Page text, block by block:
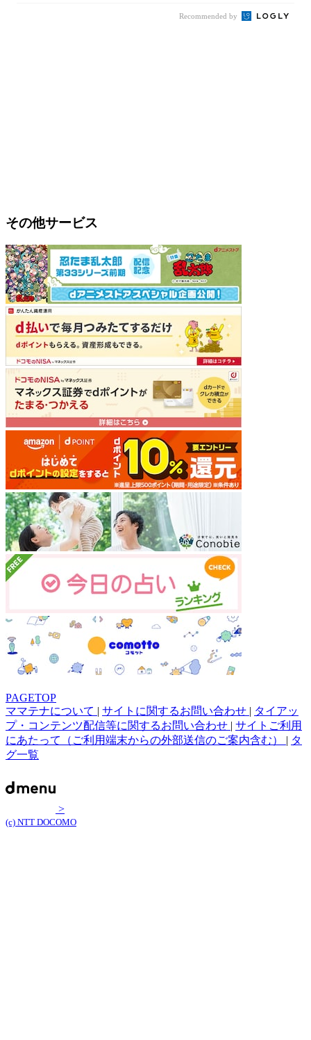
Recommended by
その他サービス
PAGETOP
ママテナについて | サイトに関するお問い合わせ | タイアッ
プ・コンテンツ配信等に関するお問い合わせ | サイトご利用
にあたって（ご利用端末からの外部送信のご案内含む） | タ
グ一覧
>
(c) NTT DOCOMO